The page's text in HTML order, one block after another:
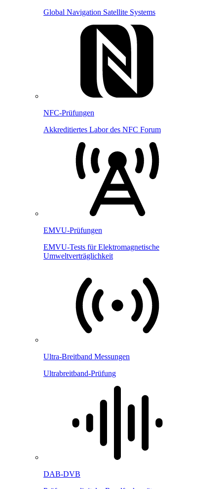
Global Navigation Satellite Systems
NFC-Prüfungen
Akkreditiertes Labor des NFC Forum
EMVU-Prüfungen
EMVU-Tests für Elektromagnetische
Umweltverträglichkeit
Ultra-Breitband Messungen
Ultrabreitband-Prüfung
DAB-DVB